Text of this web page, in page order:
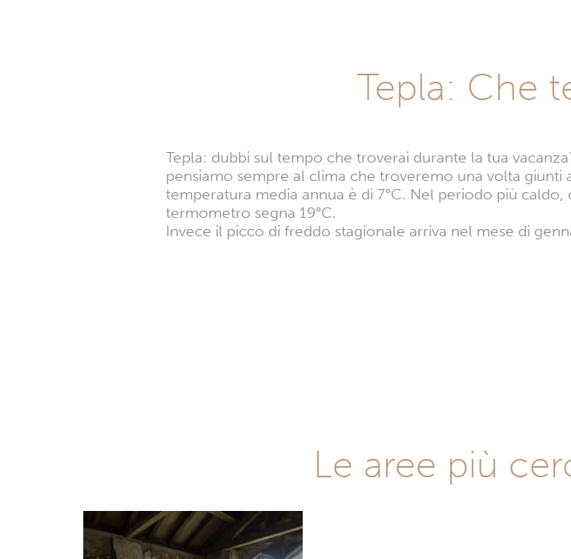
Tepla: Che
Tepla: dubbi sul tempo che troverai durante la tua
pensiamo sempre al clima che troveremo una volta giunti
temperatura media annua è di 7°C. Nel periodo più
termometro segna 19°C.
Invece il picco di freddo stagionale arriva nel mese di
Le aree più